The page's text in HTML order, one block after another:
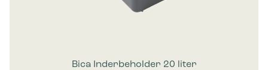
Bica Inderbeholder 20 liter